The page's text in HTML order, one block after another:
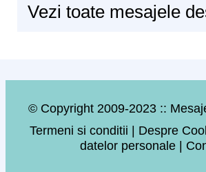
Vezi toate mesajele
© Copyright 2009-2023 ::
Termeni si conditii
Despre
datelor personale